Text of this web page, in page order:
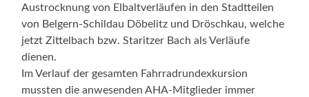
Austrocknung von Elbaltverläufen in den Stadtteilen
von Belgern-Schildau Döbelitz und Dröschkau, welche
jetzt Zittelbach bzw. Staritzer Bach als Verläufe
dienen.
Im Verlauf der gesamten Fahrradrundexkursion
mussten die anwesenden AHA-Mitglieder immer